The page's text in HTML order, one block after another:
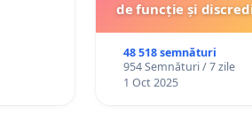
de funcție și
48 518 semnături
954 Semnături / 7 zile
1 Oct 2025